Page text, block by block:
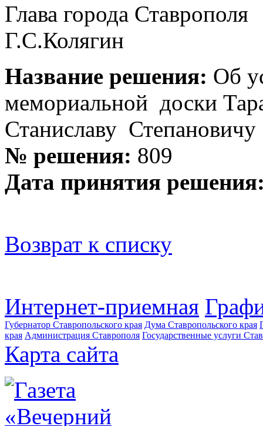
Глава
Г.С.Колягин
Название решения: Об
мемориальной доски
Станиславу Степановичу
№ решения: 809
Дата принятия
Возврат к списку
Интернет-приемная
Губернатор Ставропольского края Дума Ставропольского края
края Администрация Ставрополя Государственные услуги
Карта сайта